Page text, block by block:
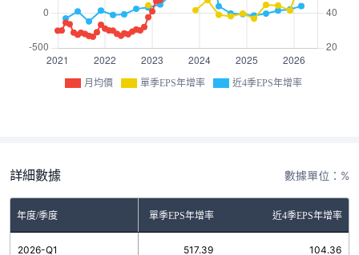
月均價 單季EPS年增率 近4季EPS年增率
詳細數據 數據單位：%
年度/季度 單季EPS年增率 近4季EPS年增率
2026-Q1 517.39 104.36